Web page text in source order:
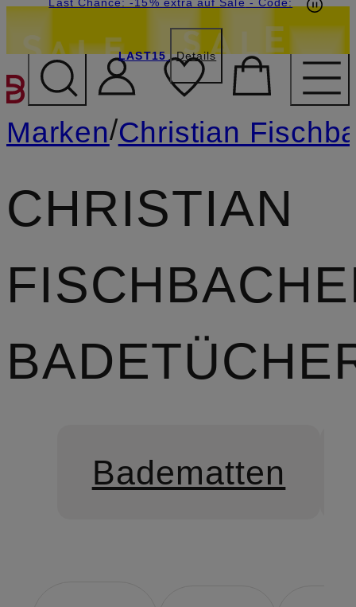
ZUM HAUPTINHALT
LAST15 Details
Marken/Christian
CHRISTIAN
Badematten